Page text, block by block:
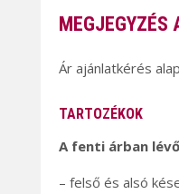
MEGJEGYZÉS
Ár ajánlatkérés
TARTOZÉKOK
A fenti árban
– felső és alsó